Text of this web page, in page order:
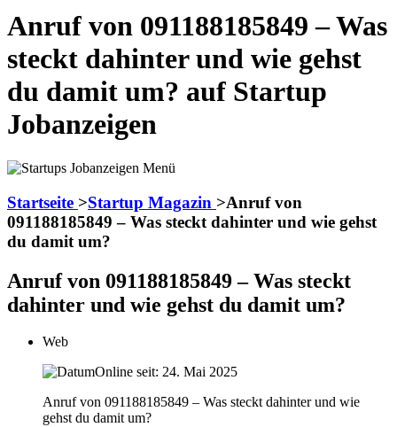
Anruf von 091188185849 – Was
steckt dahinter und wie gehst
du damit um? auf Startup
Jobanzeigen
Startseite >Startup Magazin >Anruf von
091188185849 – Was steckt dahinter und wie gehst
du damit um?
Anruf von 091188185849 – Was steckt
dahinter und wie gehst du damit um?
Web
Online seit: 24. Mai 2025
Anruf von 091188185849 – Was steckt dahinter und wie
gehst du damit um?